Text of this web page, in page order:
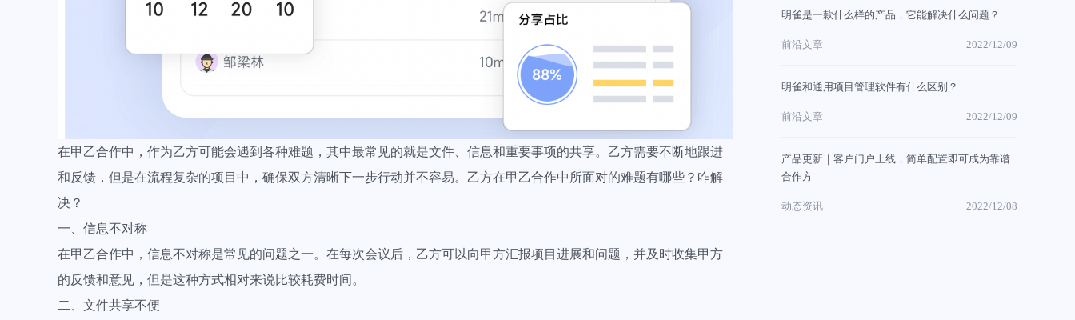
在甲乙合作中，作为乙方可能会遇到各种难题，其中最常见的就是文件、信息和重要事项的共享。乙方需要不断地跟进
和反馈，但是在流程复杂的项目中，确保双方清晰下一步行动并不容易。乙方在甲乙合作中所面对的难题有哪些？咋解
决？
一、信息不对称
在甲乙合作中，信息不对称是常见的问题之一。在每次会议后，乙方可以向甲方汇报项目进展和问题，并及时收集甲方
的反馈和意见，但是这种方式相对来说比较耗费时间。
二、文件共享不便
明雀是一款什么样的产品，它能解决什么问题？
前沿文章 2022/12/09
明雀和通用项目管理软件有什么区别？
前沿文章 2022/12/09
产品更新｜客户门户上线，简单配置即可成为靠谱
合作方
动态资讯 2022/12/08